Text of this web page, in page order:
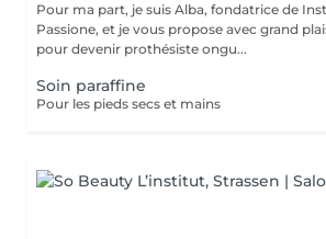
Pour ma part, je suis Alba, fondatrice de
Passione, et je vous propose avec grand plaisir :
pour devenir prothésiste ongu...
Soin paraffine
Pour les pieds secs et mains